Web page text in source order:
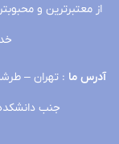
از معتبرترین و
آدرس ما
جنب دانشکده